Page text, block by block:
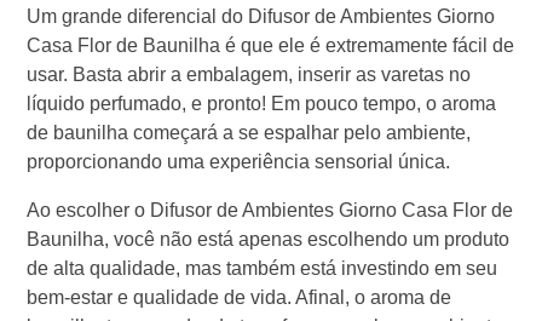
Um grande diferencial do Difusor de Ambientes Giorno
Casa Flor de Baunilha é que ele é extremamente fácil de
usar. Basta abrir a embalagem, inserir as varetas no
líquido perfumado, e pronto! Em pouco tempo, o aroma
de baunilha começará a se espalhar pelo ambiente,
proporcionando uma experiência sensorial única.
Ao escolher o Difusor de Ambientes Giorno Casa Flor de
Baunilha, você não está apenas escolhendo um produto
de alta qualidade, mas também está investindo em seu
bem-estar e qualidade de vida. Afinal, o aroma de